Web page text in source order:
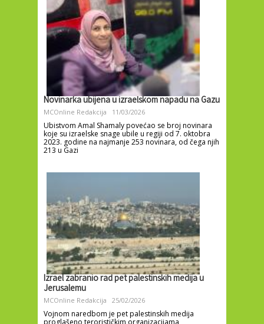
Novinarka ubijena u izraelskom napadu na Gazu
MCOnline Redakcija 11/03/2026
Ubistvom Amal Shamaly povećao se broj novinara
koje su izraelske snage ubile u regiji od 7. oktobra
2023. godine na najmanje 253 novinara, od čega njih
213 u Gazi
Izrael zabranio rad pet palestinskih medija u
Jerusalemu
MCOnline Redakcija 25/02/2026
Vojnom naredbom je pet palestinskih medija
proglašeno terorističkim organizacijama